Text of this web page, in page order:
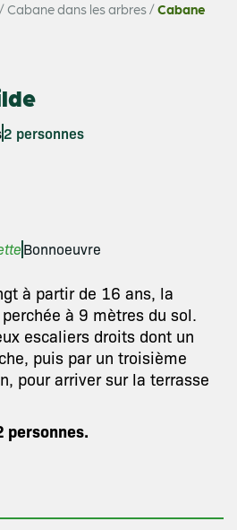
/Cabane dans les arbres/Cabane
2 personnes
Bonnoeuvre
à partir de 16 ans, la
à 9 mètres du sol.
escaliers droits dont un
puis par un troisième
pour arriver sur la terrasse
personnes.